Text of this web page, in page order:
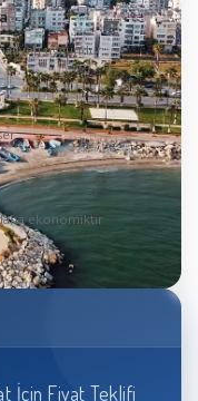
uygundur
ekonomiktir
İçin Fiyat Teklifi